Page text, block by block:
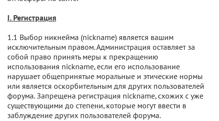
I. Регистрация
1.1 Выбор никнейма (nickname) является вашим
исключительным правом. Администрация оставляет за
собой право принять меры к прекращению
использования nickname, если его использование
нарушает общепринятые моральные и этические нормы
или является оскорбительным для других пользователей
форума. Запрещена регистрация nickname, схожих с уже
существующими до степени, которые могут ввести в
заблуждение других пользователей форума.